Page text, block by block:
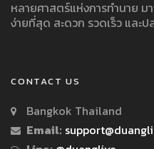
หลายศาสตร์แห่งการทำนาย
ง่ายที่สุด สะดวก รวดเร็ว และ
CONTACT US
Bangkok Thailand
Email: